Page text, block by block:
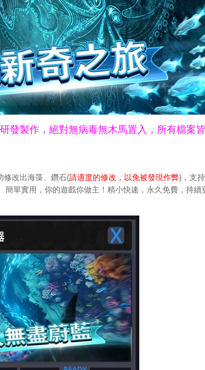
發製作，絕對無病毒無木馬置入，所有檔案
修改出海藻、鑽石(請適度的修改，以免被發現作弊)，支
單實用，你的遊戲你做主！精小快速，永久免費，持續